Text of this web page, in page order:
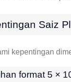
Saiz
kepentingan
format 5 ×